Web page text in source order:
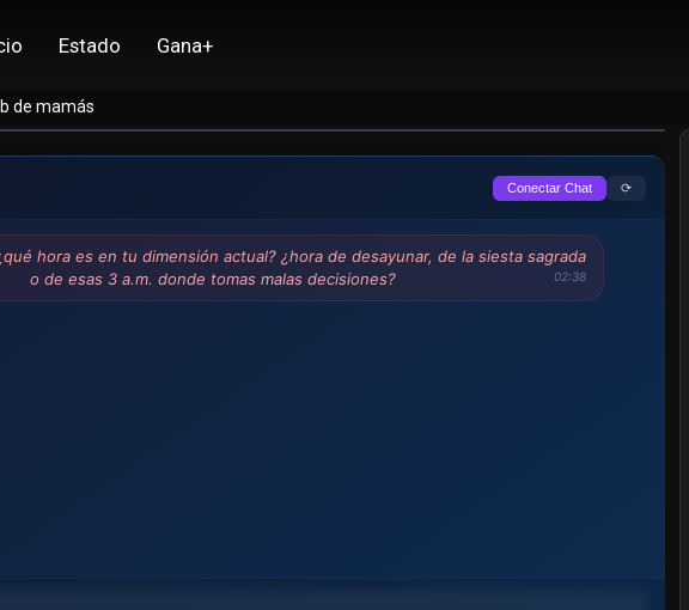
Estado Gana+
de mamás
Conectar Chat ⟳
hora es en tu dimensión actual? ¿hora de desayunar, de la siesta sagrada
o de esas 3 a.m. donde tomas malas decisiones?
02:38